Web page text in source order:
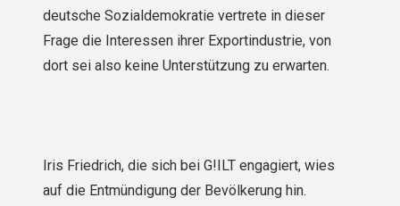
deutsche Sozialdemokratie vertrete in dieser
Frage die Interessen ihrer Exportindustrie, von
dort sei also keine Unterstützung zu erwarten.
Iris Friedrich, die sich bei G!ILT engagiert, wies
auf die Entmündigung der Bevölkerung hin.